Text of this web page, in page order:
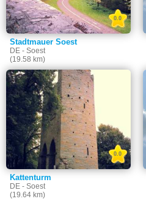
Stadtmauer Soest
DE - Soest
(19.58 km)
0.0
Kattenturm
DE - Soest
(19.64 km)
0.0